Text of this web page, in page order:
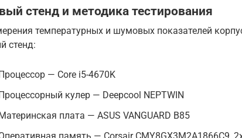
стенд и методика тестирования
температурных и шумовых показателей
стенд:
— Core i5-4670K
кулер — Deepcool NEPTWIN
Материнская плата — ASUS VANGUARD B85